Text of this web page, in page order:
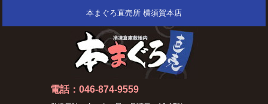
本まぐろ直売所 横須賀本店
電話：046-874-9559